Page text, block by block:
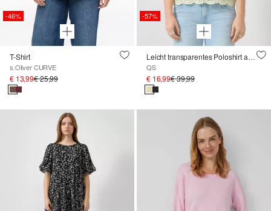
-46%
T-Shirt
s.Oliver CURVE
€ 13,99€ 25,99
-57%
Leicht transparentes Poloshirt aus Spitze
QS
€ 16,99€ 39,99